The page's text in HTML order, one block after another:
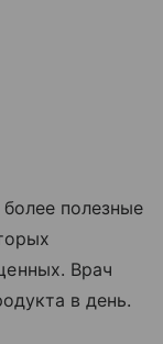
полезные
Врач
в день.